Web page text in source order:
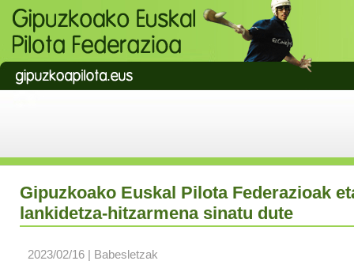
Gipuzkoako Euskal Pilota Federazioak
lankidetza-hitzarmena sinatu dute
2023/02/16 | Babesletzak